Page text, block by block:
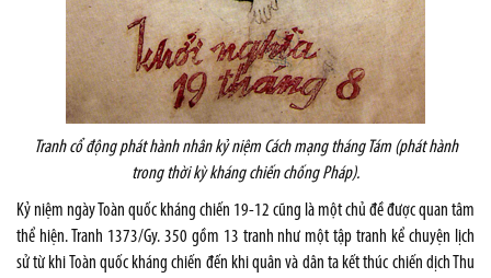
Tranh cổ động phát hành nhân kỷ niệm Cách mạng tháng Tám (phát hành
trong thời kỳ kháng chiến chống Pháp).
Kỷ niệm ngày Toàn quốc kháng chiến 19-12 cũng là một chủ đề được quan tâm
thể hiện. Tranh 1373/Gy. 350 gồm 13 tranh như một tập tranh kể chuyện lịch
sử từ khi Toàn quốc kháng chiến đến khi quân và dân ta kết thúc chiến dịch Thu